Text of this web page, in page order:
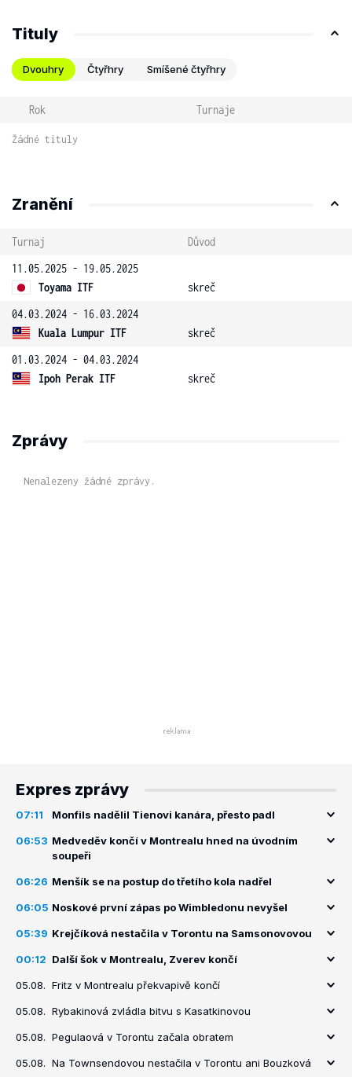
Tituly
Dvouhry Čtyřhry Smíšené čtyřhry
Rok Turnaje
Žádné tituly
Zranění
Turnaj
Důvod
11.05.2025 - 19.05.2025
Toyama ITF
skreč
04.03.2024 - 16.03.2024
Kuala Lumpur ITF
skreč
01.03.2024 - 04.03.2024
Ipoh Perak ITF
skreč
Zprávy
Nenalezeny žádné zprávy.
Expres zprávy
07:11 Monfils nadělil Tienovi kanára, přesto padl
06:53 Medveděv končí v Montrealu hned na úvodním
soupeři
06:26 Menšík se na postup do třetího kola nadřel
06:05 Noskové první zápas po Wimbledonu nevyšel
05:39 Krejčíková nestačila v Torontu na Samsonovovou
00:12 Další šok v Montrealu, Zverev končí
05.08. Fritz v Montrealu překvapivě končí
05.08. Rybakinová zvládla bitvu s Kasatkinovou
05.08. Pegulaová v Torontu začala obratem
05.08. Na Townsendovou nestačila v Torontu ani Bouzková